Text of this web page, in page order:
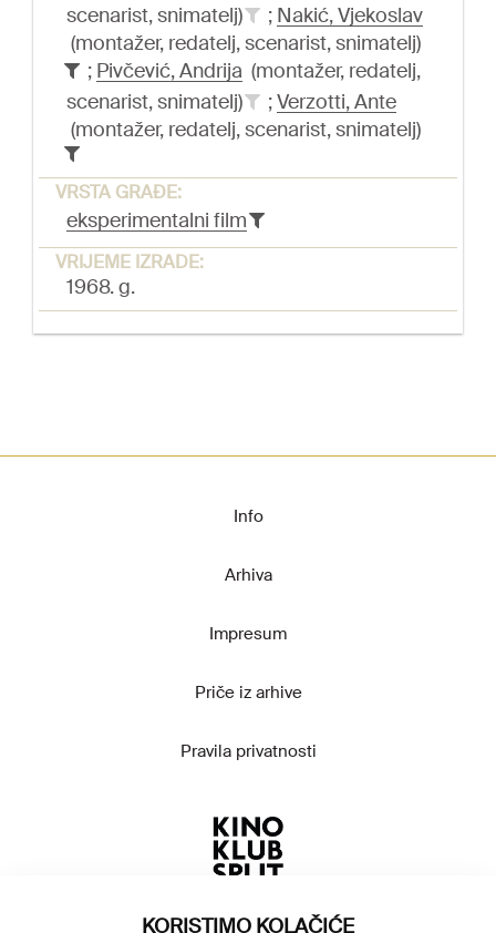
scenarist, snimatelj)
; Nakić, Vjekoslav
(montažer, redatelj, scenarist, snimatelj)
; Pivčević, Andrija (montažer, redatelj,
scenarist, snimatelj)
;Verzotti, Ante
(montažer, redatelj, scenarist, snimatelj)
VRSTA GRAĐE:
eksperimentalni film
VRIJEME IZRADE:
1968. g.
Info
Arhiva
Impresum
Priče iz arhive
Pravila privatnosti
KORISTIMO KOLAČIĆE